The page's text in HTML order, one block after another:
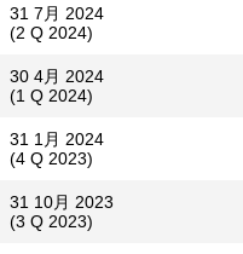
31 7月 2024
(2 Q 2024)
30 4月 2024
(1 Q 2024)
31 1月 2024
(4 Q 2023)
31 10月 2023
(3 Q 2023)